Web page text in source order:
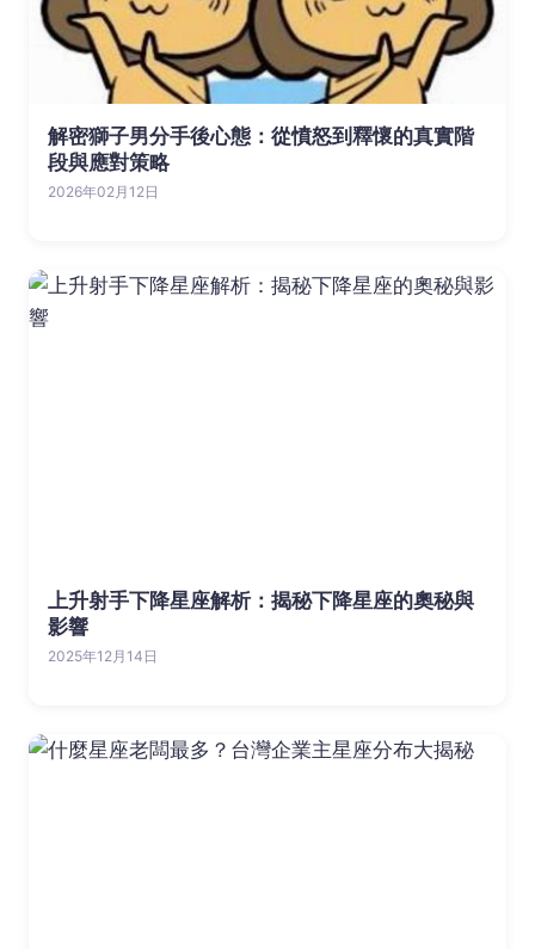
解密獅子男分手後心態：從憤怒到釋懷的真實階
段與應對策略
2026年02月12日
上升射手下降星座解析：揭秘下降星座的奧秘與
影響
2025年12月14日